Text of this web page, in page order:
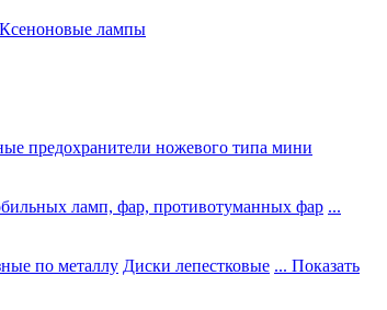
Ксеноновые лампы
предохранители ножевого типа мини
ламп, фар, противотуманных фар ...
по металлу Диски лепестковые ... Показать